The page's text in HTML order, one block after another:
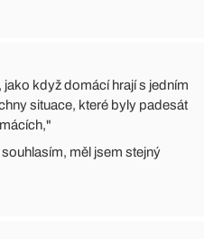
když domácí hrají s jedním
situace, které byly padesát
měl jsem stejný